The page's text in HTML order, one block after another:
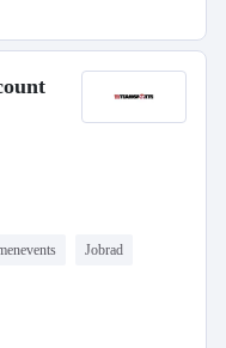
Jobrad